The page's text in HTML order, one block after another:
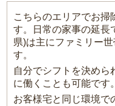
こちらのエリアでお掃
す。日常の家事の延長
県)は主にファミリー
す。
自分でシフトを決めら
に働くことも可能です。
お客様宅と同じ環境